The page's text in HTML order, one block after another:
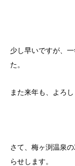
少し早いですが、
た。
また来年も、よろし
さて、梅ヶ渕温泉
らせします。